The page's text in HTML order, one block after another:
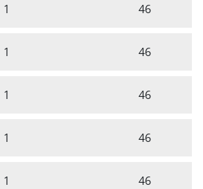
1 46
1 46
1 46
1 46
1 46